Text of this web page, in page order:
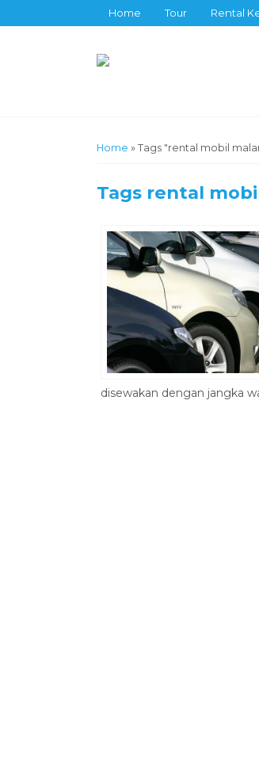
Home Tour Rental
Home » Tags "rental mobil
Tags rental
disewakan dengan jangka